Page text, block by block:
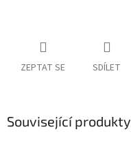
ZEPTAT SE SDÍLET
Související produkty